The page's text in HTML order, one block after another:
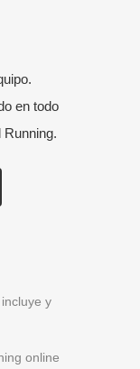
en todo
Running.
y
online